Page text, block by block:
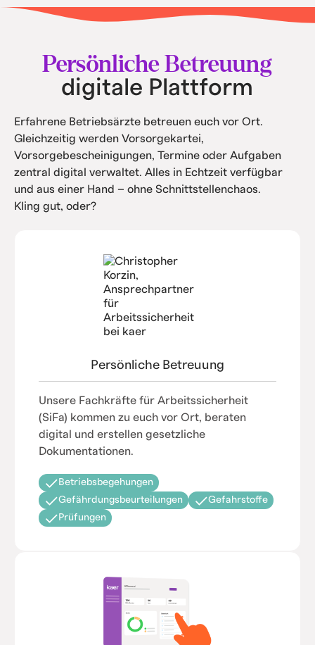
• Keine teuren Softwarekosten.
und Service.
Persönliche Betreuung
digitale Plattform
Erfahrene Betriebsärzte betreuen euch vor Ort.
Gleichzeitig werden Vorsorgekartei,
Vorsorgebescheinigungen, Termine oder Aufgaben
zentral digital verwaltet. Alles in Echtzeit verfügbar
und aus einer Hand – ohne Schnittstellenchaos.
Kling gut, oder?
Persönliche Betreuung
Unsere Fachkräfte für Arbeitssicherheit
(SiFa) kommen zu euch vor Ort, beraten
digital und erstellen gesetzliche
Dokumentationen.
Betriebsbegehungen
Gefährdungsbeurteilungen
Gefahrstoffe
Prüfungen